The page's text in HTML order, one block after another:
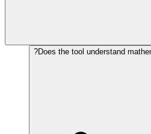
Does the tool understand